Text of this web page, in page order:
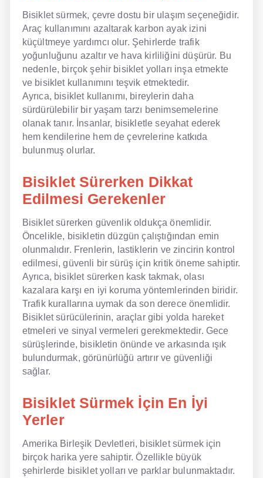
Bisiklet sürmek, çevre dostu bir ulaşım seçeneğidir.
Araç kullanımını azaltarak karbon ayak izini
küçültmeye yardımcı olur. Şehirlerde trafik
yoğunluğunu azaltır ve hava kirliliğini düşürür. Bu
nedenle, birçok şehir bisiklet yolları inşa etmekte
ve bisiklet kullanımını teşvik etmektedir.
Ayrıca, bisiklet kullanımı, bireylerin daha
sürdürülebilir bir yaşam tarzı benimsemelerine
olanak tanır. İnsanlar, bisikletle seyahat ederek
hem kendilerine hem de çevrelerine katkıda
bulunmuş olurlar.
Bisiklet Sürerken Dikkat
Edilmesi Gerekenler
Bisiklet sürerken güvenlik oldukça önemlidir.
Öncelikle, bisikletin düzgün çalıştığından emin
olunmalıdır. Frenlerin, lastiklerin ve zincirin kontrol
edilmesi, güvenli bir sürüş için kritik öneme sahiptir.
Ayrıca, bisiklet sürerken kask takmak, olası
kazalara karşı en iyi koruma yöntemlerinden biridir.
Trafik kurallarına uymak da son derece önemlidir.
Bisiklet sürücülerinin, araçlar gibi yolda hareket
etmeleri ve sinyal vermeleri gerekmektedir. Gece
sürüşlerinde, bisikletin önünde ve arkasında ışık
bulundurmak, görünürlüğü artırır ve güvenliği
sağlar.
Bisiklet Sürmek İçin En İyi
Yerler
Amerika Birleşik Devletleri, bisiklet sürmek için
birçok harika yere sahiptir. Özellikle büyük
şehirlerde bisiklet yolları ve parklar bulunmaktadır.